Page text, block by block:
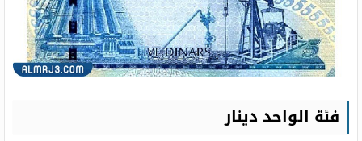
فئة الواحد دينار